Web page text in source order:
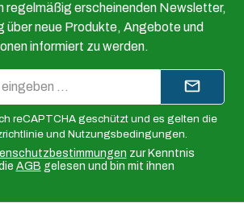
regelmäßig erscheinenden Newsletter,
über neue Produkte, Angebote und
informiert zu werden.
Mail-
Adresse*
reCAPTCHA geschützt und es gelten die
und Nutzungsbedingungen.
zur Kenntnis
AGB gelesen und bin mit ihnen